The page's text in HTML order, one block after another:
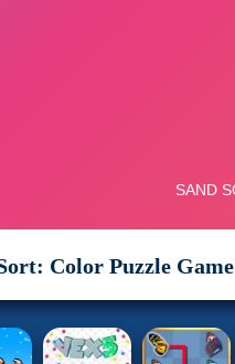
Color Puzzle Game